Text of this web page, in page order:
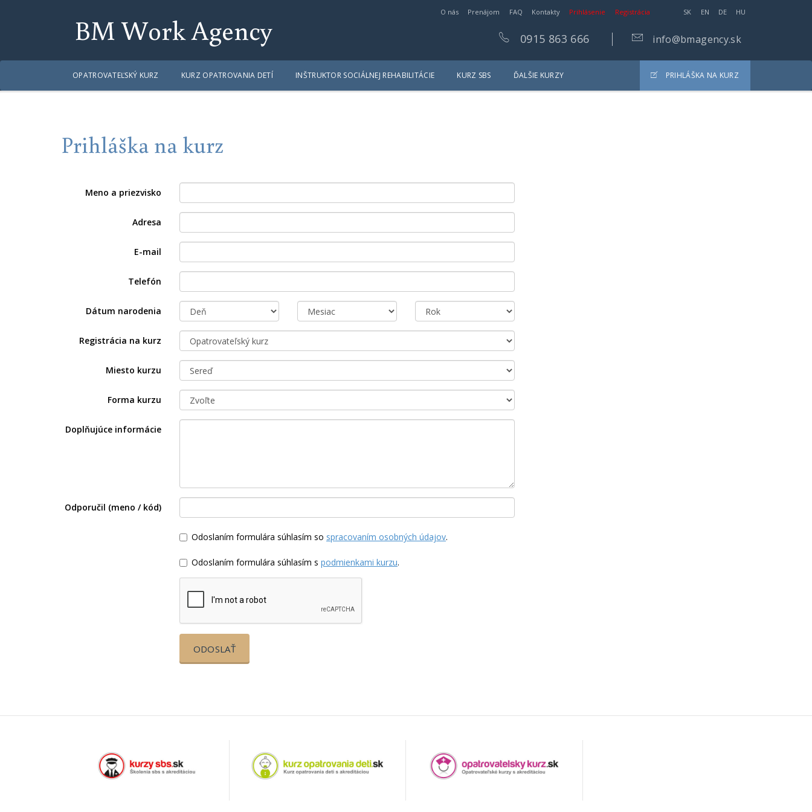
BM Work Agency
SK EN DE HU
O nás Prenájom FAQ Kontakty Prihlásenie Registrácia
0915 863 666 info@bmagency.sk
OPATROVATEĽSKÝ KURZ KURZ OPATROVANIA DETÍ INŠTRUKTOR SOCIÁLNEJ REHABILITÁCIE KURZ SBS ĎALŠIE KURZY PRIHLÁŠKA NA KURZ
Prihláška na kurz
Meno a priezvisko
Adresa
E-mail
Telefón
Dátum narodenia
Registrácia na kurz
Miesto kurzu
Forma kurzu
Doplňujúce informácie
Odporučil (meno / kód)
Odoslaním formulára súhlasím so spracovaním osobných údajov.
Odoslaním formulára súhlasím s podmienkami kurzu.
ODOSLAŤ